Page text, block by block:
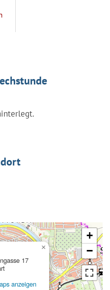
17
anzeigen
×
+
−